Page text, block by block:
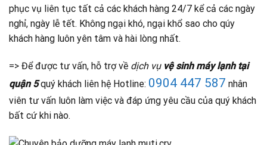
phục vụ liên tục tất cả các khách hàng 24/7 kể cả các ngày
nghỉ, ngày lễ tết. Không ngại khó, ngại khổ sao cho qúy
khách hàng luôn yên tâm và hài lòng nhất.
=> Để được tư vấn, hỗ trợ về dịch vụ vệ sinh máy lạnh tại
quận 5quý khách liên hệ Hotline: 0904 447 587 nhân
viên tư vấn luôn làm việc và đáp ứng yêu cầu của quý khách
bất cứ khi nào.